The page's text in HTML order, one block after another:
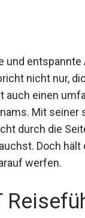
und
nicht nur,
auch einen
Mit seiner
durch die
Doch
werfen.